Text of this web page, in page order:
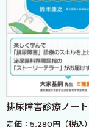
A．前立腺がん
1．総論 〈宮澤慶
2．LHRHアゴニス
和浩〉
3．抗アンドロゲ
4．CYP17阻害薬
5．ペムブロリズ
排尿障害診療ノート
定価：5,280円（税込）